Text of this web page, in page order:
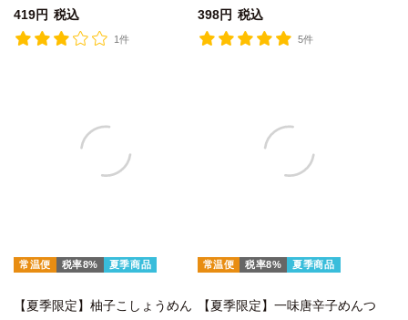
419 税込
1件
398 税込
5件
常温便 税率8% 夏季商品
【夏季限定】柚子こしょうめん
常温便 税率8% 夏季商品
【夏季限定】一味唐辛子めんつ